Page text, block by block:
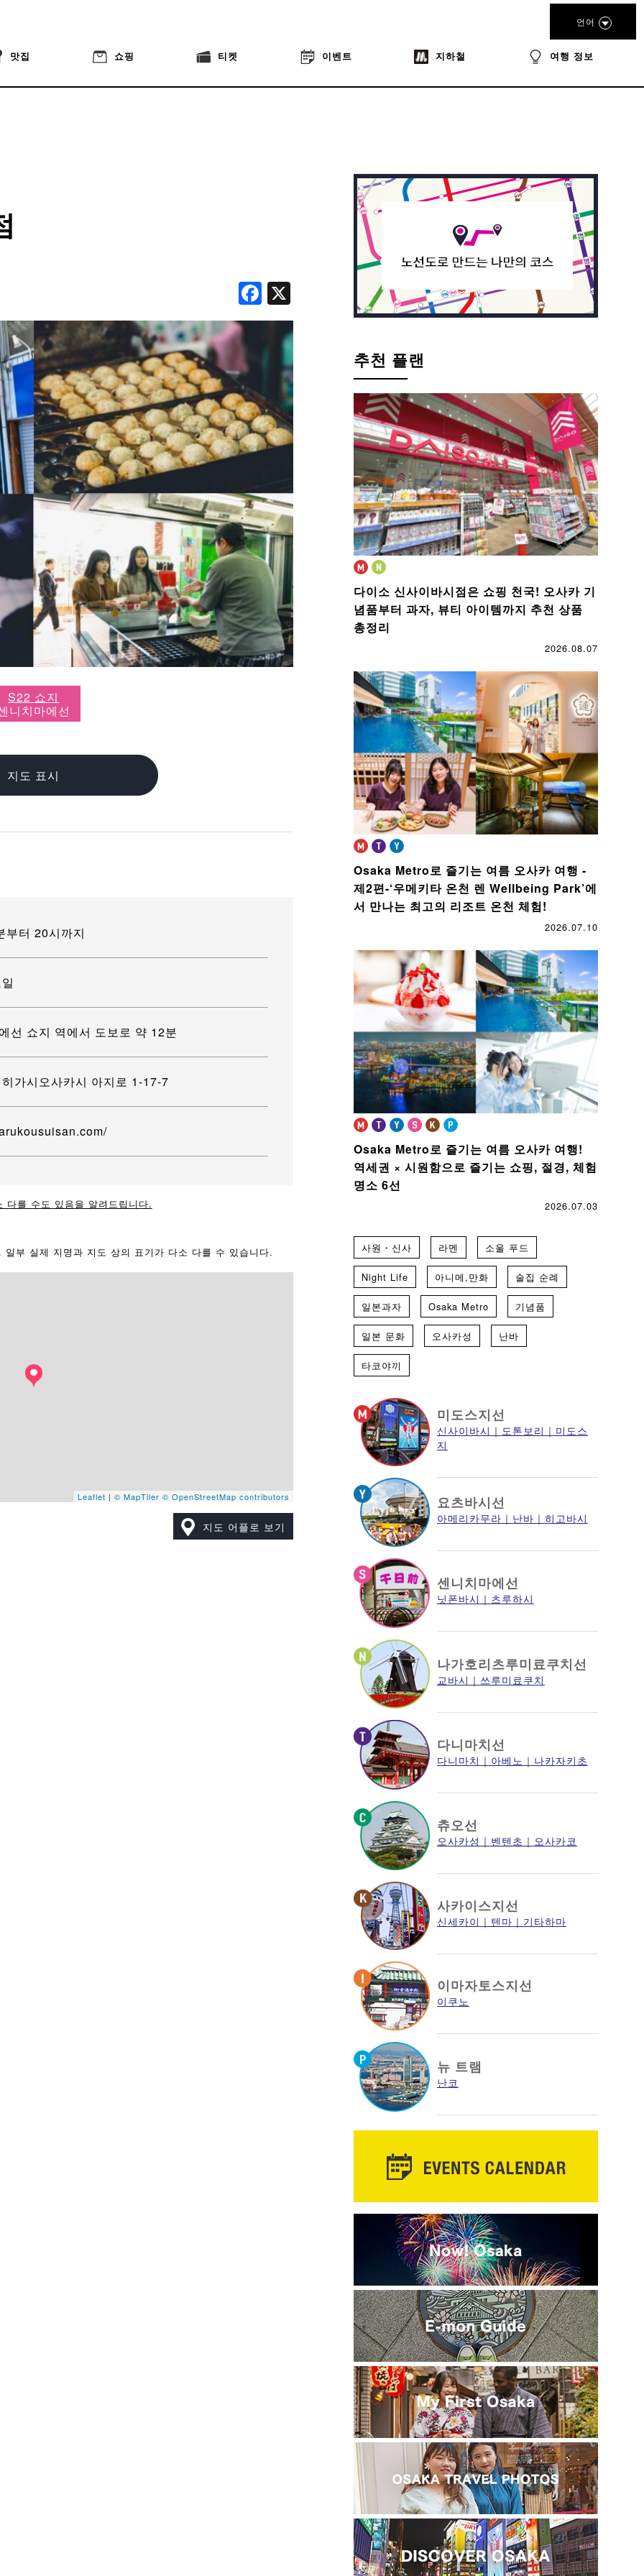
맛집 쇼핑 티켓 이벤트 지하철 여행 정보
언어
Facebook
S22 쇼지
니치마에선
지도 표시
부터 20시까지
선 쇼지 역에서 도보로 약 12분
가시오사카시 아지로 1-17-7
다를 수도 있음을 알려드립니다.
부 실제 지명과 지도 상의 표기가 다소 다를 수 있습니다.
Leaflet |© MapTiler © OpenStreetMap contributors
지도 어플로 보기
추천 플랜
다이소 신사이바시점은 쇼핑 천국! 오사카 기
념품부터 과자, 뷰티 아이템까지 추천 상품
총정리
2026.08.07
Osaka Metro로 즐기는 여름 오사카 여행 -
제2편-‘우메키타 온천 렌 Wellbeing Park’에
서 만나는 최고의 리조트 온천 체험!
2026.07.10
Osaka Metro로 즐기는 여름 오사카 여행!
역세권 × 시원함으로 즐기는 쇼핑, 절경, 체험
명소 6선
2026.07.03
사원・신사 라멘 소울 푸드
Night Life 아니메,만화 술집 순례
일본과자 Osaka Metro 기념품
일본 문화 오사카성 난바
타코야끼
미도스지선
신사이바시 도톤보리
미도스
지
요츠바시선
아메리카무라 난바 히고바시
센니치마에선
닛폰바시 츠루하시
나가호리츠루미료쿠치선
교바시 쓰루미료쿠치
다니마치선
다니마치 아베노 나카자키초
츄오선
오사카성 벤텐초 오사카코
사카이스지선
신세카이 텐마 기타하마
이마자토스지선
이쿠노
뉴 트램
난코